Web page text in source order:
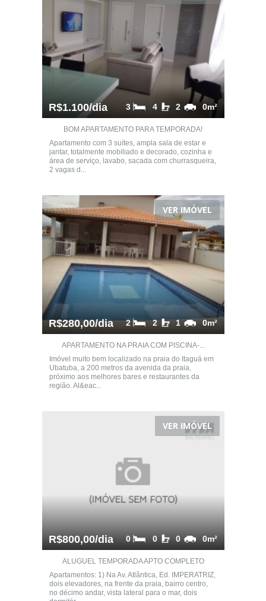
R$1.100/dia 0m²
2
4
3
BOM APARTAMENTO PARA TEMPORADA!
Apartamento com 3 suítes, ampla sala de estar e
jantar, totalmente mobiliado e decorado, cozinha e
área de serviço, lavabo, sacada com churrasqueira,
2 vagas d...
VER IMÓVEL
R$280,00/dia 0m²
1
2
2
APARTAMENTO NA PRAIA COM PISCINA-...
Imóvel muito bem localizado na praia do Itaguá em
Ubatuba, a 200 metros da avenida da praia,
próximo aos melhores bares e restaurantes da
região. Al&eac...
VER IMÓVEL
R$800,00/dia 0m²
0
0
0
ALUGUEL TEMPORADA APTO COMPLETO
Apartamentos: 1) Na Av. Atlântica, Ed. IMPERATRIZ,
dois elevadores, na frente da praia, bairro centro,
no décimo andar, vista lateral para o mar, dois